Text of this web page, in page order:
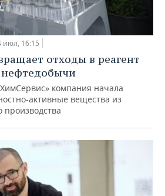
июл, 16:15
отходы в реагент
компания начала
активные вещества из
производства